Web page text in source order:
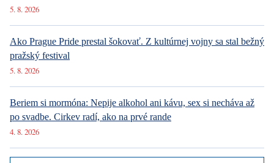
5. 8. 2026
Ako Prague Pride prestal šokovať. Z kultúrnej vojny sa stal bežný
pražský festival
5. 8. 2026
Beriem si mormóna: Nepije alkohol ani kávu, sex si necháva až
po svadbe. Cirkev radí, ako na prvé rande
4. 8. 2026